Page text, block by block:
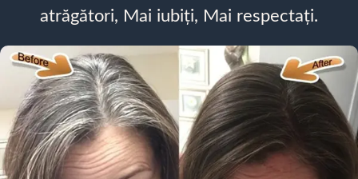
atrăgători, Mai iubiți, Mai respectați.